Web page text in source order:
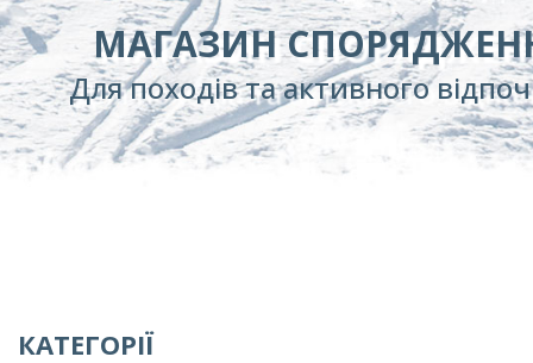
МАГАЗИН
Для походів та активного
КАТЕГОРІЇ